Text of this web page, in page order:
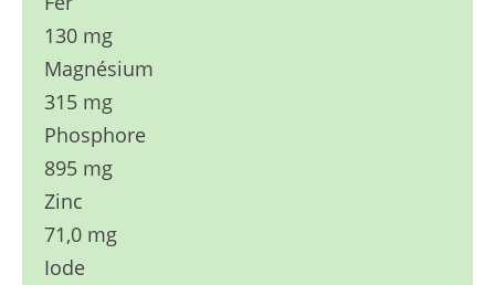
130 mg
Magnésium
315 mg
Phosphore
895 mg
Zinc
71,0 mg
Iode